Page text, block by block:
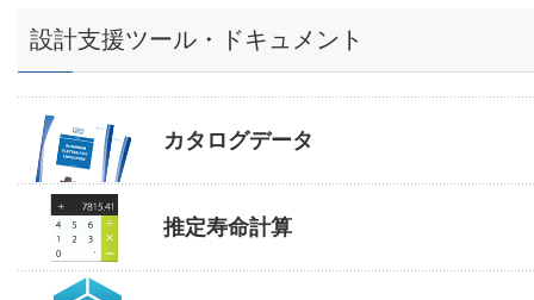
設計支援ツール・ドキュメント
カタログデータ
推定寿命計算